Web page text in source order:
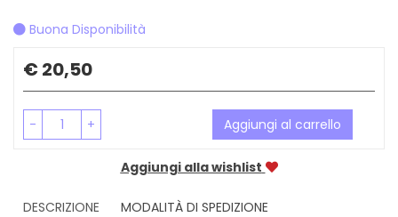
Buona Disponibilità
Prezzo
€ 20,50
- + Aggiungi al carrello
Aggiungi alla wishlist
DESCRIZIONE
MODALITÀ DI SPEDIZIONE